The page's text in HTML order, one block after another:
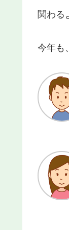
関わる
今年も